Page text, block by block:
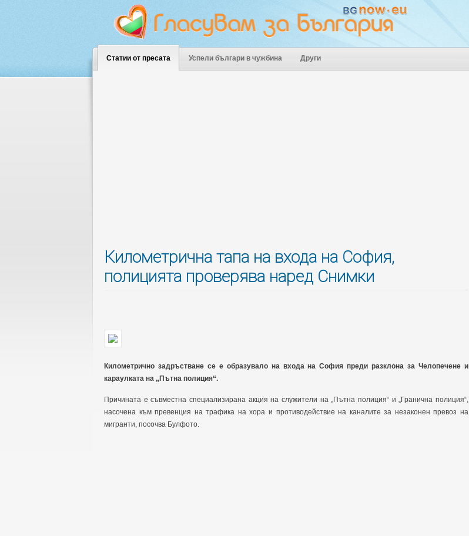
Статии от пресата Успели българи в чужбина Други
Километрична тапа на входа на София,
полицията проверява наред Снимки
Километрично задръстване се е образувало на входа на София преди разклона за Челопечене и
караулката на „Пътна полиция“.
Причината е съвместна специализирана акция на служители на „Пътна полиция“ и „Гранична полиция“,
насочена към превенция на трафика на хора и противодействие на каналите за незаконен превоз на
мигранти, посочва Булфото.